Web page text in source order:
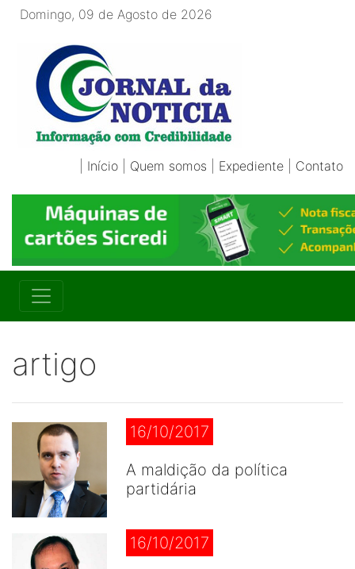
Domingo, 09 de Agosto de 2026
Início Quem somos Expediente Contato
artigo
16/10/2017
A maldição da política
partidária
16/10/2017